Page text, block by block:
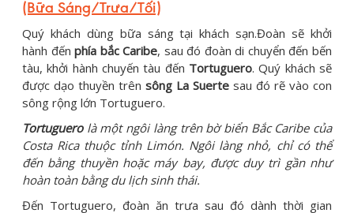
(Bữa Sáng/Trưa/Tối)
Quý khách dùng bữa sáng tại khách sạn.Đoàn sẽ khởi
hành đếnphía bắc Caribe, sau đó đoàn di chuyển đến bến
tàu, khởi hành chuyến tàu đến Tortuguero. Quý khách sẽ
được dạo thuyền trên sông La Suerte sau đó rẽ vào con
sông rộng lớn Tortuguero.
Tortuguerolà một ngôi làng trên bờ biển Bắc Caribe của
Costa Rica thuộc tỉnh Limón. Ngôi làng nhỏ, chỉ có thể
đến bằng thuyền hoặc máy bay, được duy trì gần như
hoàn toàn bằng du lịch sinh thái.
Đến Tortuguero, đoàn ăn trưa sau đó dành thời gian